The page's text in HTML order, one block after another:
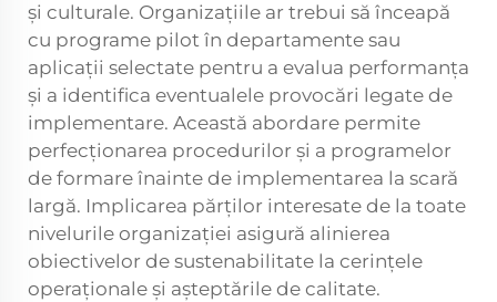
și culturale. Organizațiile ar trebui să înceapă
cu programe pilot în departamente sau
aplicații selectate pentru a evalua performanța
și a identifica eventualele provocări legate de
implementare. Această abordare permite
perfecționarea procedurilor și a programelor
de formare înainte de implementarea la scară
largă. Implicarea părților interesate de la toate
nivelurile organizației asigură alinierea
obiectivelor de sustenabilitate la cerințele
operaționale și așteptările de calitate.